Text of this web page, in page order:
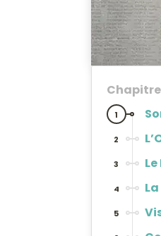
1
2
3
4
5